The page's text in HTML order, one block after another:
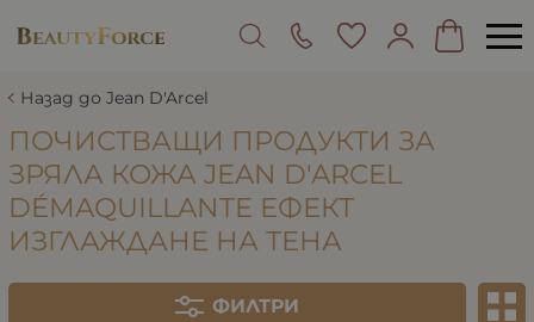
Назад до Jean D'Arcel
ПОЧИСТВАЩИ ПРОДУКТИ ЗА
ЗРЯЛА КОЖА JEAN D'ARCEL
DÉMAQUILLANTE ЕФЕКТ
ИЗГЛАЖДАНЕ НА ТЕНА
ФИЛТРИ